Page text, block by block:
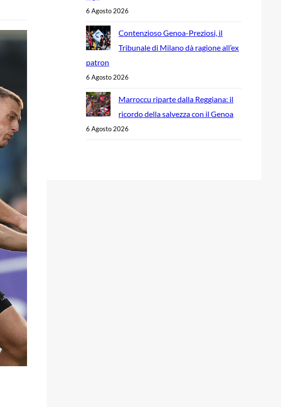
6 Agosto 2026
Contenzioso Genoa-Preziosi, il
Tribunale di Milano dà ragione all’ex
patron
6 Agosto 2026
Marroccu riparte dalla Reggiana: il
ricordo della salvezza con il Genoa
6 Agosto 2026